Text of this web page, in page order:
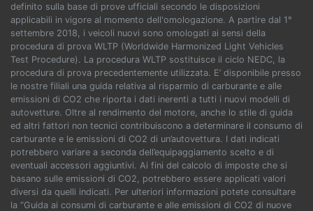
definito sulla base di prove ufficiali secondo le disposizioni
applicabili in vigore al momento dell'omologazione. A partire dal 1°
settembre 2018, i veicoli nuovi sono omologati ai sensi della
procedura di prova WLTP (Worldwide Harmonized Light Vehicles
Test Procedure). La procedura WLTP sostituisce il ciclo NEDC, la
procedura di prova precedentemente utilizzata. E’ disponibile presso
le nostre filiali una guida relativa al risparmio di carburante e alle
emissioni di CO2 che riporta i dati inerenti a tutti i nuovi modelli di
autovetture. Oltre al rendimento del motore, anche lo stile di guida
ed altri fattori non tecnici contribuiscono a determinare il consumo di
carburante e le emissioni di CO2 di un’autovettura. I dati indicati
potrebbero variare a seconda dell’equipaggiamento scelto e di
eventuali accessori aggiuntivi. Ai fini del calcolo di imposte che si
basano sulle emissioni di CO2, potrebbero essere applicati valori
diversi da quelli indicati. Per ulteriori informazioni potete consultare
la “Guida ai consumi di carburante e alle emissioni di CO2 di nuove